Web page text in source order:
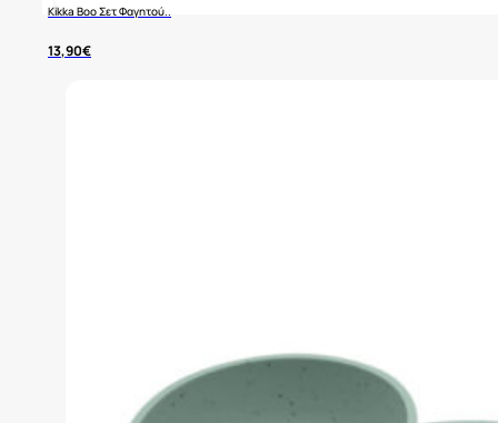
Kikka Boo Σετ Φαγητού..
13,90€